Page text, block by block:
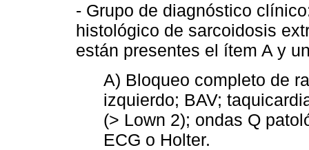
- Grupo de diagnóstico
histológico de sarcoidosis
están presentes el ítem A y
A) Bloqueo completo de
izquierdo; BAV;
(> Lown 2); ondas Q
ECG o Holter.